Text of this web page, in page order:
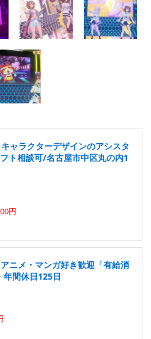
ャラクターデザインのアシスタ
ト相談可/名古屋市中区丸の内1
円
ニメ・マンガ好き歓迎「有給消
間休日125日